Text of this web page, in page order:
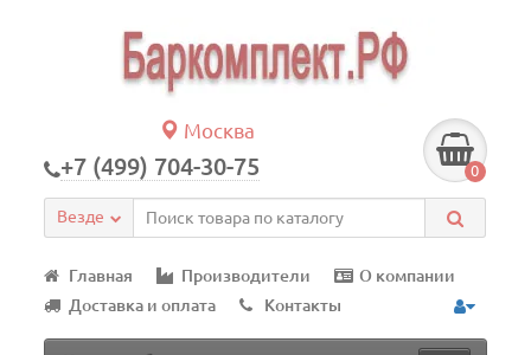
Москва
+7 (499) 704-30-75 0
Везде
Главная Производители
О компании
Доставка и оплата
Контакты